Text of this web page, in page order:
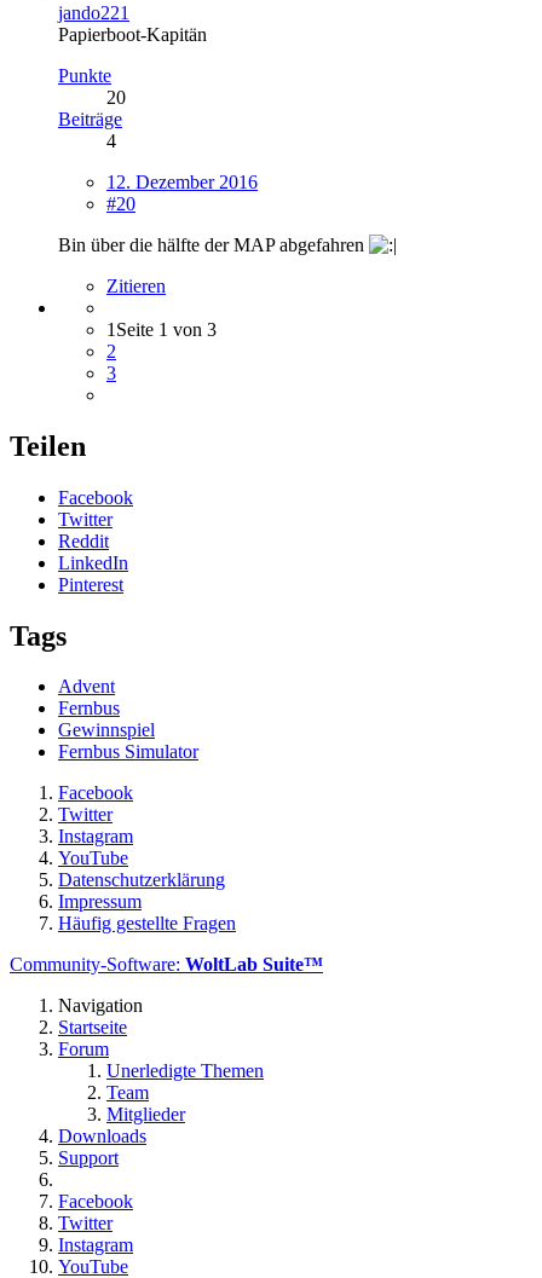
jando221
Papierboot-Kapitän
Punkte
20
Beiträge
4
12. Dezember 2016
#20
Bin über die hälfte der MAP abgefahren
Zitieren
1 Seite 1 von 3
2
3
Teilen
Facebook
Twitter
Reddit
LinkedIn
Pinterest
Tags
Advent
Fernbus
Gewinnspiel
Fernbus Simulator
Facebook
Twitter
Instagram
YouTube
Datenschutzerklärung
Impressum
Häufig gestellte Fragen
Community-Software: WoltLab Suite™
Navigation
Startseite
Forum
Unerledigte Themen
Team
Mitglieder
Downloads
Support
Facebook
Twitter
Instagram
YouTube